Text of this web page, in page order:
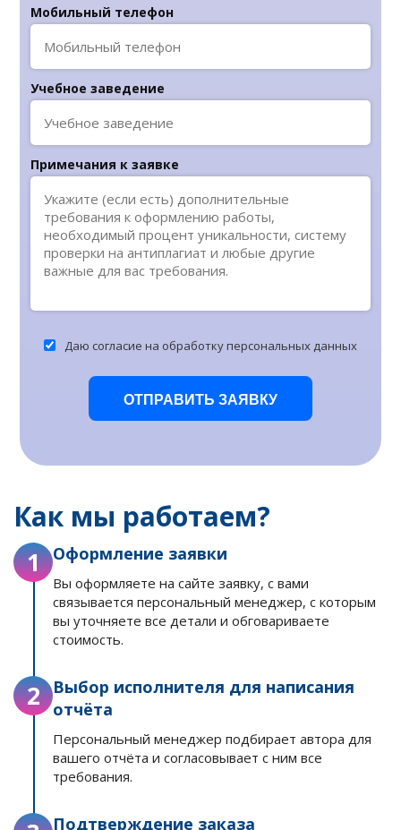
Мобильный телефон
Учебное заведение
Примечания к заявке
Даю согласие на обработку персональных данных
Как мы работаем?
1 Оформление заявки
Вы оформляете на сайте заявку, с вами
связывается персональный менеджер, с которым
вы уточняете все детали и обговариваете
стоимость.
2
Выбор исполнителя для написания
отчёта
Персональный менеджер подбирает автора для
вашего отчёта и согласовывает с ним все
требования.
Подтверждение заказа